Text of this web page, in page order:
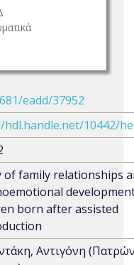
eadd/37952
10442/
of family relationships
born after assisted
Αντιγόνη